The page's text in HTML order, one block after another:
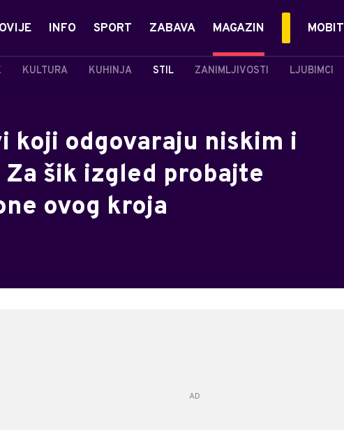
INFO SPORT ZABAVA MAGAZIN
KULTURA KUHINJA STIL ZANIMLJIVOSTI LJUBIMCI
MOBIT
koji odgovaraju niskim i
šik izgled probajte
ovog kroja